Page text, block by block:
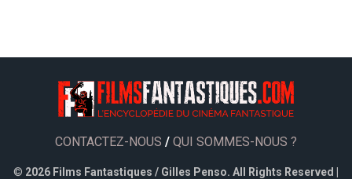
CONTACTEZ-NOUS / QUI SOMMES-NOUS ?
© 2026 Films Fantastiques / Gilles Penso. All Rights Reserved |